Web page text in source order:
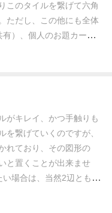
このタイルを繋げて六角
ただし、この他にも全体
）、個人のお題カード1
る課題もゲーム終了時に
されます。
ます。
す。 タイルを全員が1枚も
します。 渡されたタイル
必ず三角形のどこかの角
所におきます。全員がタ
プレイヤーが『よーいス
がキレイ、かつ手触りも
を繋げていくのですが、
れており、 その図形の
と置くことが出来ませ
場合は、当然2辺ともそ